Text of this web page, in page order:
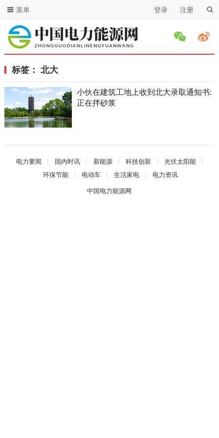
登录 注册
菜单
标签： 北大
小伙在建筑工地上收到北大录取通知书:
正在拌砂浆
电力要闻 国内时讯 新能源 科技创新
光伏太阳能
环保节能
电动车 生活家电 电力资讯
中国电力能源网